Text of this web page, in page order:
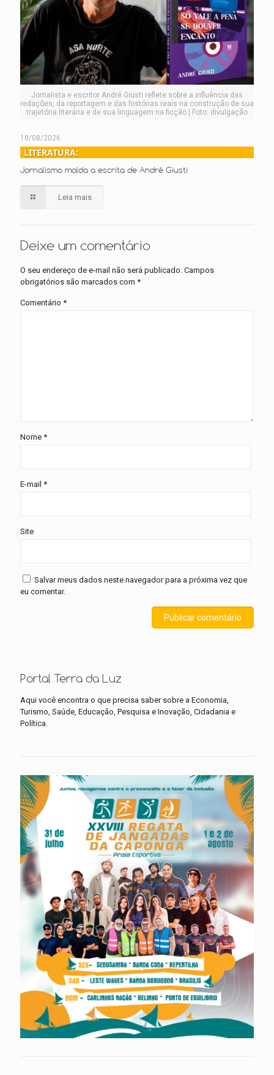
Jornalista e escritor André Giusti reflete sobre a influência das
redações, da reportagem e das histórias reais na construção de sua
trajetória literária e de sua linguagem na ficção | Foto: divulgação
10/08/2026
LITERATURA:
Jornalismo molda a escrita de André Giusti
Leia mais
Deixe um comentário
O seu endereço de e-mail não será publicado. Campos
obrigatórios são marcados com *
Comentário *
Nome *
E-mail *
Site
Salvar meus dados neste navegador para a próxima vez que
eu comentar.
Portal Terra da Luz
Aqui você encontra o que precisa saber sobre a Economia,
Turismo, Saúde, Educação, Pesquisa e Inovação, Cidadania e
Política.